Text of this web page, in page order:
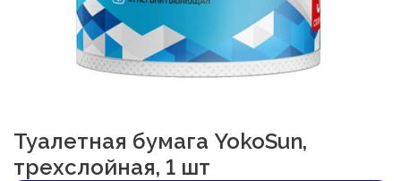
Туалетная бумага YokoSun,
трехслойная, 1 шт